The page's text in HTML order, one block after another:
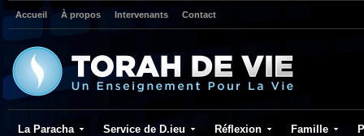
Accueil À propos Intervenants Contact
La Paracha Service de D.ieu Réflexion Famille